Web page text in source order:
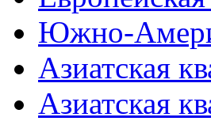
Южно-
Азиатская
Азиатская